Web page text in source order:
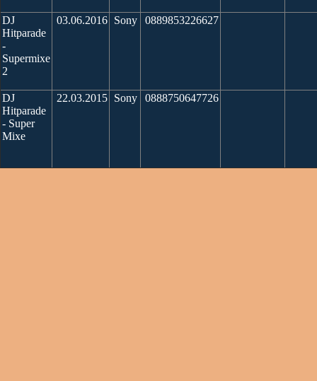
DJ
Hitparade
-
Supermixe
2
03.06.2016 Sony 0889853226627
DJ
Hitparade
- Super
Mixe
22.03.2015 Sony 0888750647726